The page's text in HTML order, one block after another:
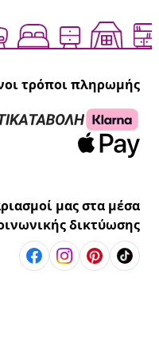
τρόποι πληρωμής
μας στα μέσα
δικτύωσης